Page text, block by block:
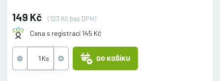
149 Kč
(123 Kč bez DPH)
Cena s registrací 145 Kč
DO KOŠÍKU